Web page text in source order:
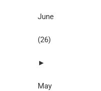
June
(26)
►
May